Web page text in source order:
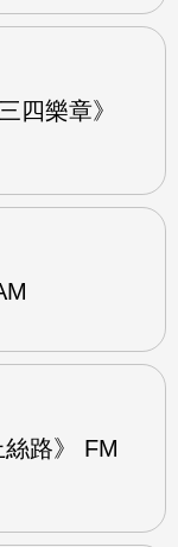
四樂章》
路》 FM